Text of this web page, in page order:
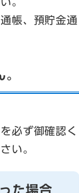
帳、預貯金通
必ず御確認く
い。
た場合